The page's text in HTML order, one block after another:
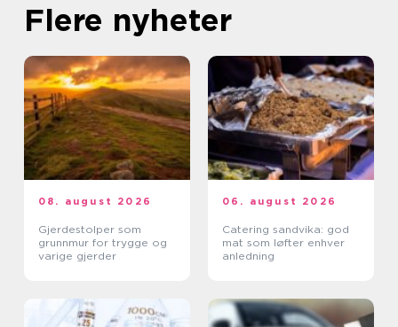
Flere nyheter
08. august 2026
Gjerdestolper som
grunnmur for trygge og
varige gjerder
06. august 2026
Catering sandvika: god
mat som løfter enhver
anledning